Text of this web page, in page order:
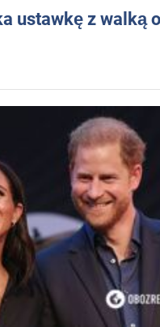
ustawkę z walką